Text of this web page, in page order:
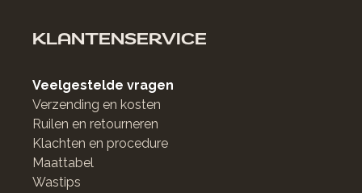
KLANTENSERVICE
Veelgestelde vragen
Verzending en kosten
Ruilen en retourneren
Klachten en procedure
Maattabel
Wastips